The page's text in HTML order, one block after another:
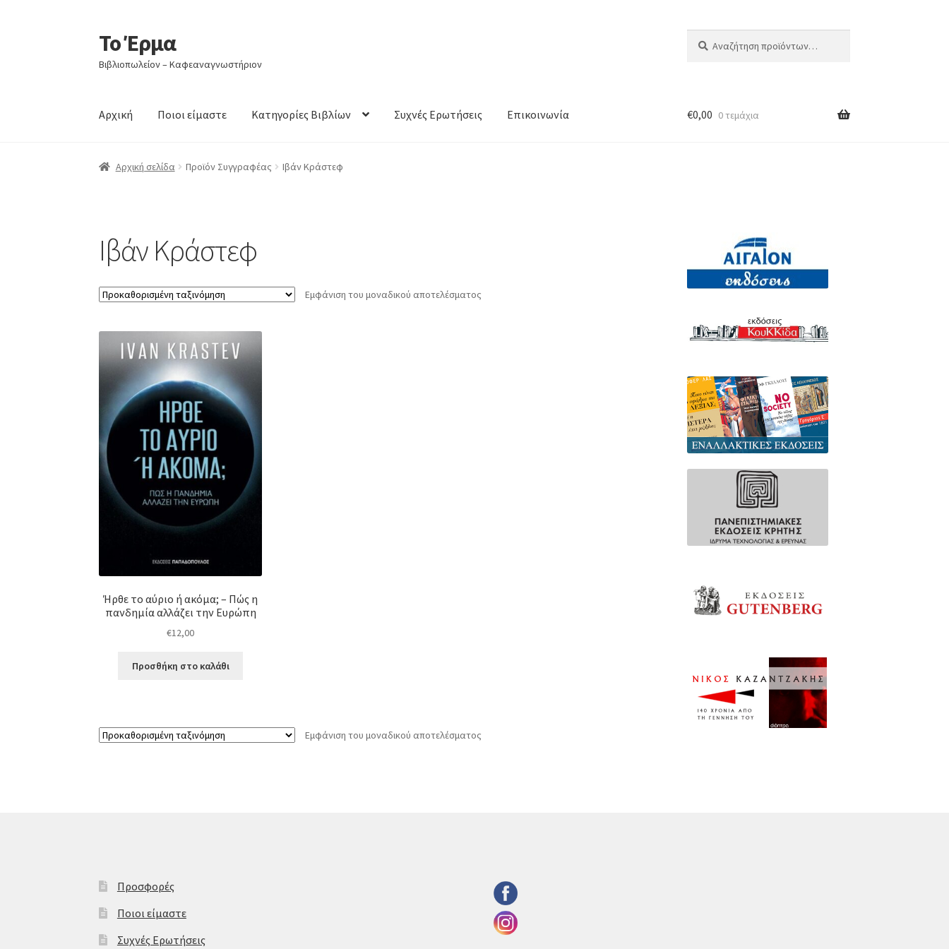
Απευθείας
μετάβαση
στην
Μετάβαση
σε
περιεχόμενο
Το Έρμα
Βιβλιοπωλείον – Καφεαναγνωστήριον
για:
Αρχική Ποιοι είμαστε Κατηγορίες Βιβλίων Συχνές Ερωτήσεις Επικοινωνία €0,00 0 τεμάχια
Αρχική σελίδα Προϊόν Συγγραφέας Ιβάν Κράστεφ
Ιβάν Κράστεφ
Εμφάνιση του μοναδικού αποτελέσματος
Ήρθε το αύριο ή ακόμα; – Πώς η
πανδημία αλλάζει την Ευρώπη
€12,00
Προσθήκη στο καλάθι
Εμφάνιση του μοναδικού αποτελέσματος
Προσφορές
Ποιοι είμαστε
Συχνές Ερωτήσεις